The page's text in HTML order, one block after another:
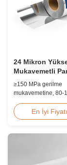
24 Mikron
Mukavemetli
Laminasyon
120C Baskı
≥150 MPa gerilme
mukavemetine, 80-
m/dak laminasyon
ticari baskı
En İyi